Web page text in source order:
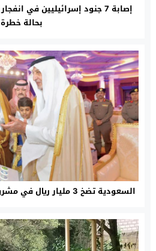
بحالة خطرة
السعودية تضخ 3 مليار ريال في مشروعات مائية لخدمة الحجاج